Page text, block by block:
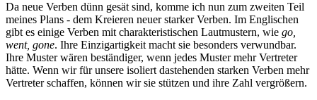
Da neue Verben dünn gesät sind, komme ich nun zum zweiten Teil
meines Plans - dem Kreieren neuer starker Verben. Im Englischen
gibt es einige Verben mit charakteristischen Lautmustern, wie go,
went, gone. Ihre Einzigartigkeit macht sie besonders verwundbar.
Ihre Muster wären beständiger, wenn jedes Muster mehr Vertreter
hätte. Wenn wir für unsere isoliert dastehenden starken Verben mehr
Vertreter schaffen, können wir sie stützen und ihre Zahl vergrößern.